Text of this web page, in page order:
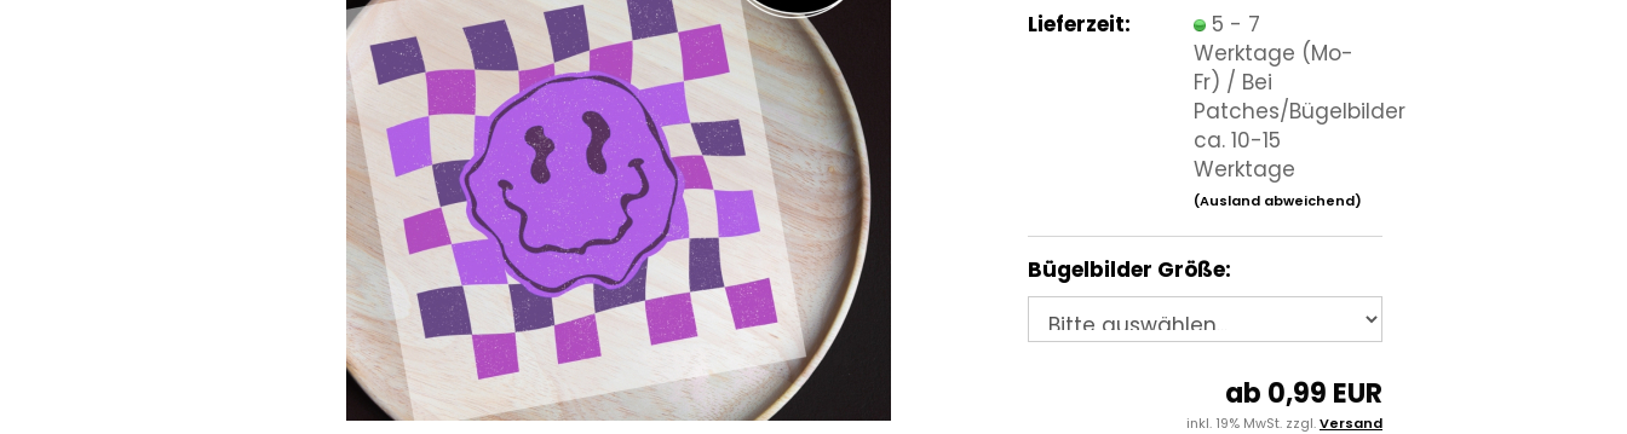
Lieferzeit:
5 - 7
Werktage (Mo-
Fr) / Bei
Patches/Bügelbilder
ca. 10-15
Werktage
(Ausland abweichend)
Bügelbilder Größe:
ab 0,99 EUR
inkl. 19% MwSt. zzgl.Versand